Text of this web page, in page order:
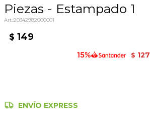
Piezas - Estampado 1
20342982000001
$ 149
$ 127
ENVÍO EXPRESS